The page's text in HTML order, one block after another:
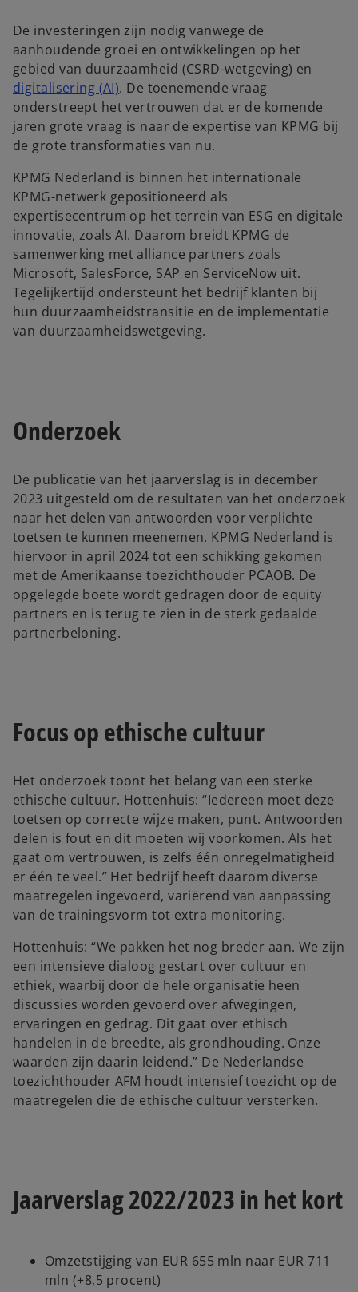
De investeringen zijn nodig vanwege de
aanhoudende groei en ontwikkelingen op het
gebied van duurzaamheid (CSRD-wetgeving) en
digitalisering (AI). De toenemende vraag
onderstreept het vertrouwen dat er de komende
jaren grote vraag is naar de expertise van KPMG bij
de grote transformaties van nu.
KPMG Nederland is binnen het internationale
KPMG-netwerk gepositioneerd als
expertisecentrum op het terrein van ESG en digitale
innovatie, zoals AI. Daarom breidt KPMG de
samenwerking met alliance partners zoals
Microsoft, SalesForce, SAP en ServiceNow uit.
Tegelijkertijd ondersteunt het bedrijf klanten bij
hun duurzaamheidstransitie en de implementatie
van duurzaamheidswetgeving.
Onderzoek
De publicatie van het jaarverslag is in december
2023 uitgesteld om de resultaten van het onderzoek
naar het delen van antwoorden voor verplichte
toetsen te kunnen meenemen. KPMG Nederland is
hiervoor in april 2024 tot een schikking gekomen
met de Amerikaanse toezichthouder PCAOB. De
opgelegde boete wordt gedragen door de equity
partners en is terug te zien in de sterk gedaalde
partnerbeloning.
Focus op ethische cultuur
Het onderzoek toont het belang van een sterke
ethische cultuur. Hottenhuis: “Iedereen moet deze
toetsen op correcte wijze maken, punt. Antwoorden
delen is fout en dit moeten wij voorkomen. Als het
gaat om vertrouwen, is zelfs één onregelmatigheid
er één te veel.” Het bedrijf heeft daarom diverse
maatregelen ingevoerd, variërend van aanpassing
van de trainingsvorm tot extra monitoring.
Hottenhuis: “We pakken het nog breder aan. We zijn
een intensieve dialoog gestart over cultuur en
ethiek, waarbij door de hele organisatie heen
discussies worden gevoerd over afwegingen,
ervaringen en gedrag. Dit gaat over ethisch
handelen in de breedte, als grondhouding. Onze
waarden zijn daarin leidend.” De Nederlandse
toezichthouder AFM houdt intensief toezicht op de
maatregelen die de ethische cultuur versterken.
Jaarverslag 2022/2023 in het kort
Omzetstijging van EUR 655 mln naar EUR 711
mln (+8,5 procent)